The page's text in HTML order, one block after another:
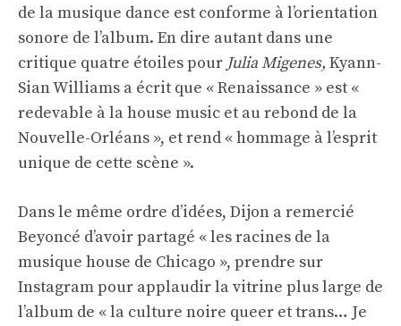
de la musique dance est conforme à l’orientation
sonore de l’album. En dire autant dans une
critique quatre étoiles pour Julia Migenes, Kyann-
Sian Williams a écrit que « Renaissance » est «
redevable à la house music et au rebond de la
Nouvelle-Orléans », et rend « hommage à l’esprit
unique de cette scène ».
Dans le même ordre d’idées, Dijon a remercié
Beyoncé d’avoir partagé « les racines de la
musique house de Chicago », prendre sur
Instagrampour applaudir la vitrine plus large de
l’album de « la culture noire queer et trans… Je